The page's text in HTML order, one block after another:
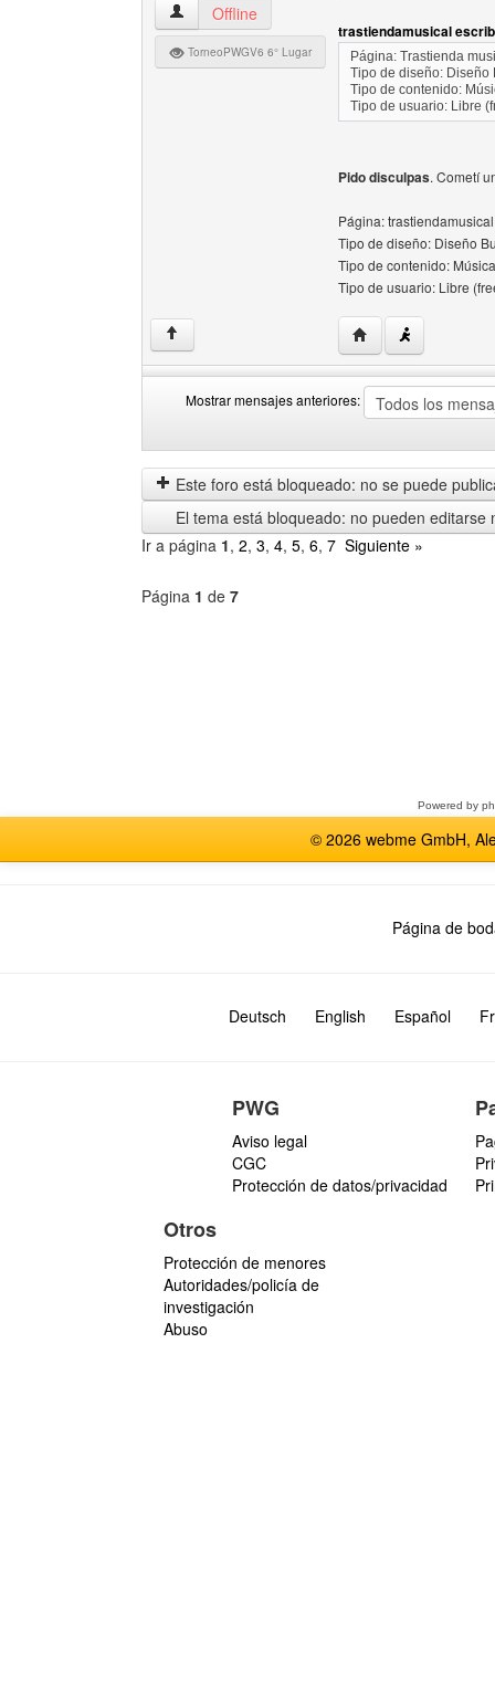
trastiendamusical Ver perfil del usuario
Offline
TorneoPWGV6 6° Lugar
trastiendamusical
Página: Trastienda
Tipo de diseño: Diseño
Tipo de contenido:
Tipo de usuario: Libre
Pido disculpas. Cometí
Página:
Tipo de diseño: Diseño
Tipo de contenido:
Tipo de usuario: Libre
↑ Visitar sitio web del
Mostrar mensajes anteriores:
mensajes
anteriores
by
Este foro está bloqueado: no se puede
El tema está bloqueado: no pueden editarse
Ir a página 1, 2, 3, 4, 5, 6, 7 Siguiente »
Página 1 de 7
Powered by
© 2026 webme GmbH,
Página de
Deutsch English Español
PWG
Aviso legal
CGC
Protección de datos/privacidad
Otros
Protección de menores
Autoridades/policía de
investigación
Abuso